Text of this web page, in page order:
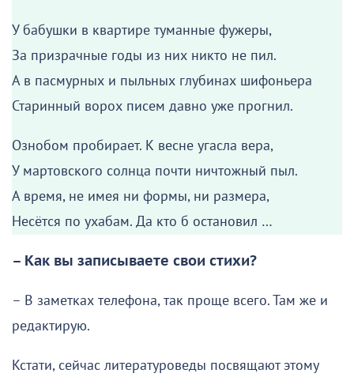
У бабушки в квартире туманные фужеры,
За призрачные годы из них никто не пил.
А в пасмурных и пыльных глубинах шифоньера
Старинный ворох писем давно уже прогнил.
Ознобом пробирает. К весне угасла вера,
У мартовского солнца почти ничтожный пыл.
А время, не имея ни формы, ни размера,
Несётся по ухабам. Да кто б остановил …
– Как вы записываете свои стихи?
– В заметках телефона, так проще всего. Там же и
редактирую.
Кстати, сейчас литературоведы посвящают этому